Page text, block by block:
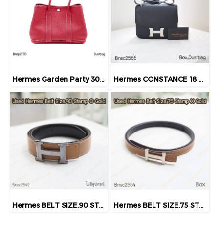
Hermes Garden Party 30 Rouge Pimemt SHW Stamp Q Hermes CONSTANCE 18 NOIR PHW STAMP.Z
Hermes BELT SIZE.90 STAMPO GOLD Hermes BELT SIZE.75 STAMPX GOLD